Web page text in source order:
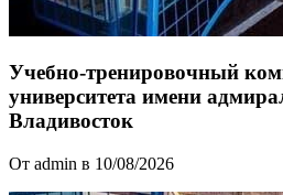
Учебно-тренировочный
университета имени
Владивосток
От admin в 10/08/2026